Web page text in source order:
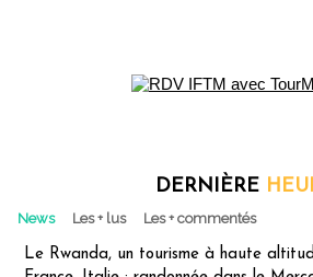
DERNIÈRE
News Les + lus Les + commentés
Le Rwanda, un tourisme à haute